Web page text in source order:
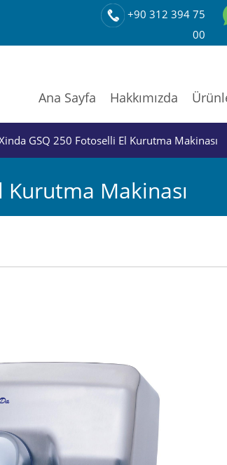
+90 312 394 75
00
Ana Sayfa Hakkımızda
GSQ 250 Fotoselli El Kurutma Makinası
Kurutma Makinası